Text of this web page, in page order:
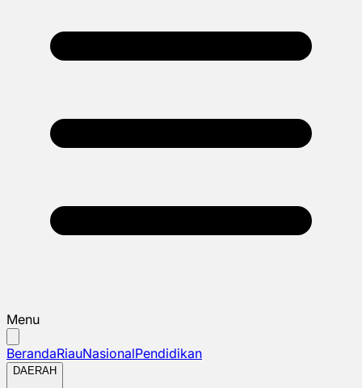
Menu
BerandaRiauNasionalPendidikan
DAERAH